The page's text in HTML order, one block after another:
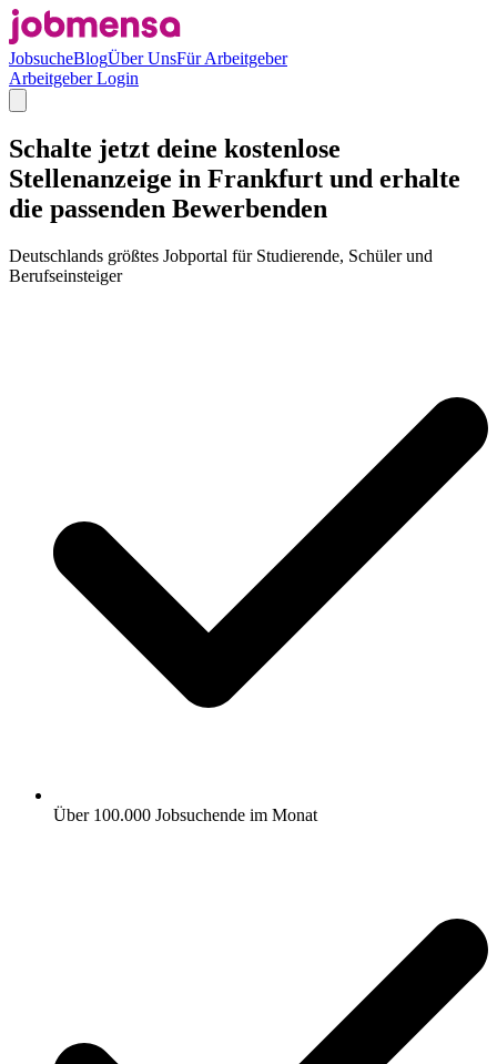
JobsucheBlogÜber UnsFür Arbeitgeber
Arbeitgeber Login
Schalte jetzt deine kostenlose
Stellenanzeige in Frankfurt und erhalte
die passenden Bewerbenden
Deutschlands größtes Jobportal für Studierende, Schüler und
Berufseinsteiger
Über 100.000 Jobsuchende im Monat